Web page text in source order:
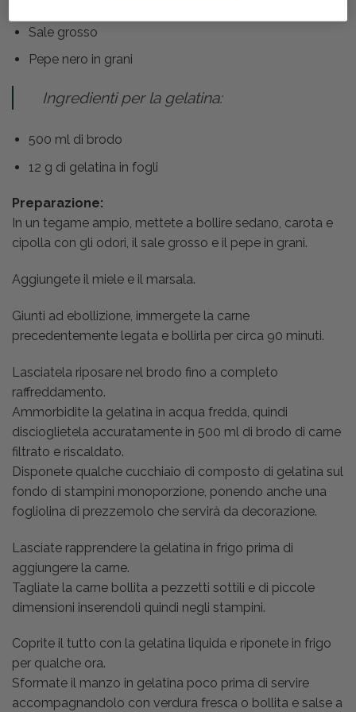
Sale grosso
Pepe nero in grani
Ingredienti per la gelatina:
500 ml di brodo
12 g di gelatina in fogli
Preparazione:
In un tegame ampio, mettete a bollire sedano, carota e
cipolla con gli odori, il sale grosso e il pepe in grani.
Aggiungete il miele e il marsala.
Giunti ad ebollizione, immergete la carne
precedentemente legata e bollirla per circa 90 minuti.
Lasciatela riposare nel brodo fino a completo
raffreddamento.
Ammorbidite la gelatina in acqua fredda, quindi
discioglietela accuratamente in 500 ml di brodo di carne
filtrato e riscaldato.
Disponete qualche cucchiaio di composto di gelatina sul
fondo di stampini monoporzione, ponendo anche una
fogliolina di prezzemolo che servirà da decorazione.
Lasciate rapprendere la gelatina in frigo prima di
aggiungere la carne.
Tagliate la carne bollita a pezzetti sottili e di piccole
dimensioni inserendoli quindi negli stampini.
Coprite il tutto con la gelatina liquida e riponete in frigo
per qualche ora.
Sformate il manzo in gelatina poco prima di servire
accompagnandolo con verdura fresca o bollita e salse a